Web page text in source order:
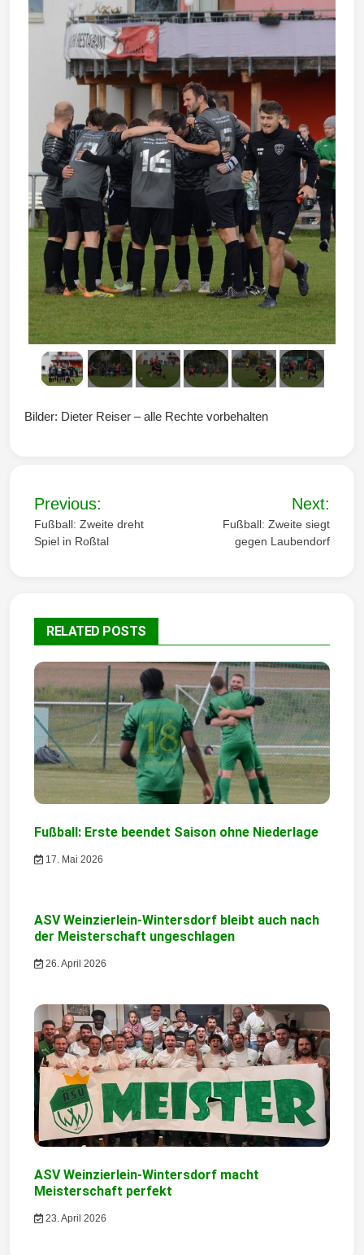
Bilder: Dieter Reiser – alle Rechte vorbehalten
B
e
i
r
a
g
s
n
a
v
i
g
t
i
n
Previous:
Fußball: Zweite dreht
Spiel in Roßtal
Next:
Fußball: Zweite siegt
gegen Laubendorf
RELATED POSTS
Fußball: Erste beendet Saison ohne Niederlage
17. Mai 2026
ASV Weinzierlein-Wintersdorf bleibt auch nach
der Meisterschaft ungeschlagen
26. April 2026
ASV Weinzierlein-Wintersdorf macht
Meisterschaft perfekt
23. April 2026